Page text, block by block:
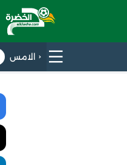
الامس